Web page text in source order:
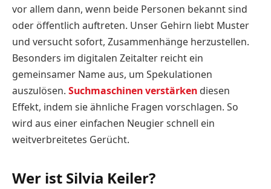
vor allem dann, wenn beide Personen bekannt sind
oder öffentlich auftreten. Unser Gehirn liebt Muster
und versucht sofort, Zusammenhänge herzustellen.
Besonders im digitalen Zeitalter reicht ein
gemeinsamer Name aus, um Spekulationen
auszulösen. Suchmaschinen verstärken diesen
Effekt, indem sie ähnliche Fragen vorschlagen. So
wird aus einer einfachen Neugier schnell ein
weitverbreitetes Gerücht.
Wer ist Silvia Keiler?